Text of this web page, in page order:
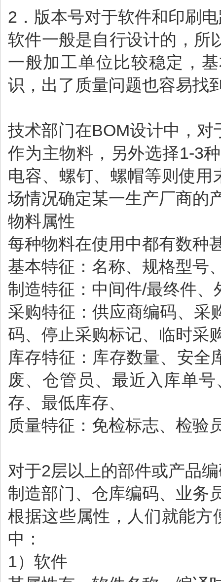
2．版本号对于软件和印刷
软件一般是自行设计的，所
一般加工单位比较稳定，
识，出了质量问题也容易找
技术部门在BOM设计中，
作为主物料，另外选择1-3
电容、螺钉、螺帽等则使
场情况确定某一生产厂商的
物料属性
每种物料在使用中都有数种
基本特征：名称、规格型号
制造特征：中间件/最终件
采购特征：供应商编码、采
码、停止采购标记、临时采
库存特征：库存数量、安全
废、仓管员、最近入库单
存、最低库存、
质量特征：免检标志、检验
对于2层以上的部件或产品
制造部门、仓库编码、业务
根据这些属性，人们就能
中：
1）软件